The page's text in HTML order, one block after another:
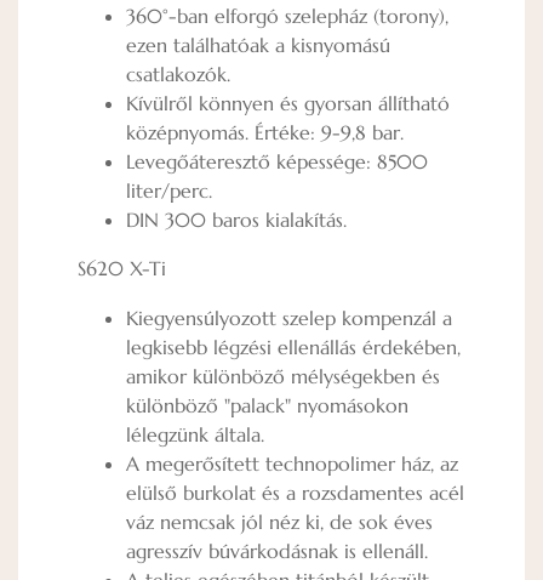
360°-ban elforgó szelepház (torony),
ezen találhatóak a kisnyomású
csatlakozók.
Kívülről könnyen és gyorsan állítható
középnyomás. Értéke: 9-9,8 bar.
Levegőáteresztő képessége: 8500
liter/perc.
DIN 300 baros kialakítás.
S620 X-Ti
Kiegyensúlyozott szelep kompenzál a
legkisebb légzési ellenállás érdekében,
amikor különböző mélységekben és
különböző "palack" nyomásokon
lélegzünk általa.
A megerősített technopolimer ház, az
elülső burkolat és a rozsdamentes acél
váz nemcsak jól néz ki, de sok éves
agresszív búvárkodásnak is ellenáll.